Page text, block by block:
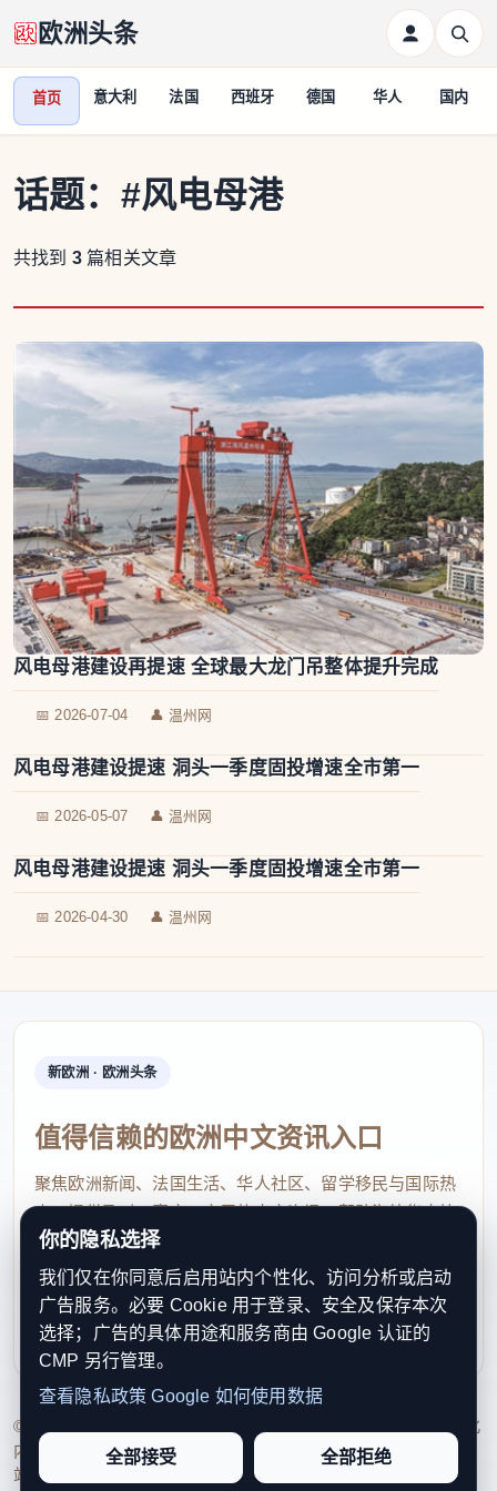
欧洲头条
首页 意大利 法国 西班牙 德国 华人 国内
话题： #风电母港
共找到 3 篇相关文章
风电母港建设再提速 全球最大龙门吊整体提升完成
📅 2026-07-04 👤 温州网
风电母港建设提速 洞头一季度固投增速全市第一
📅 2026-05-07 👤 温州网
风电母港建设提速 洞头一季度固投增速全市第一
📅 2026-04-30 👤 温州网
新欧洲 · 欧洲头条
值得信赖的欧洲中文资讯入口
聚焦欧洲新闻、法国生活、华人社区、留学移民与国际热
点，提供及时、真实、实用的中文资讯，帮助海外华人快
速了解欧洲动态。
contact@xinouzhou.com
服务支持、版权与合作：工作日优先处理站务、投稿与权
利通知
© 2026 新欧洲·欧洲头条. All Rights Reserved. 本网站持续优化
内容透明度、联系方式与用户权利说明，以提升品牌信任感和
站点完整度。
你的隐私选择
我们仅在你同意后启用站内个性化、访问分析或启动
广告服务。必要 Cookie 用于登录、安全及保存本次
选择；广告的具体用途和服务商由 Google 认证的
CMP 另行管理。
查看隐私政策 Google 如何使用数据
全部接受 全部拒绝